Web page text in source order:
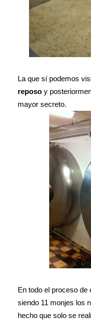
La que sí podemos
reposo y
mayor secreto.
En todo el proceso de
siendo 11 monjes los
hecho que solo se